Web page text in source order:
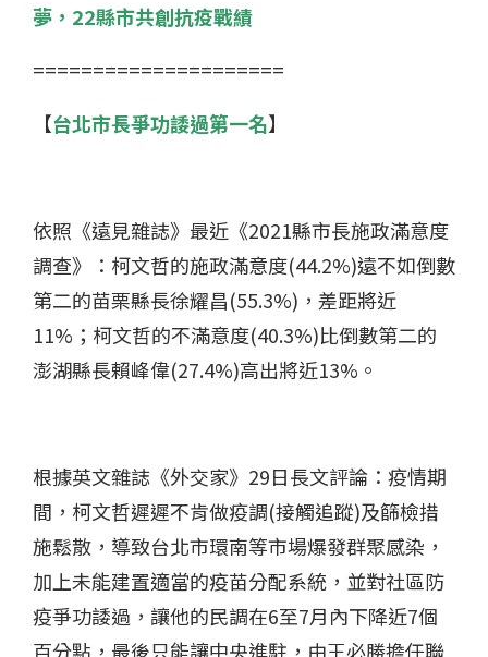
夢，22縣市共創抗疫戰績
=====================
【台北市長爭功諉過第一名】
依照《遠見雜誌》最近《2021縣市長施政滿意度
調查》：柯文哲的施政滿意度(44.2%)遠不如倒數
第二的苗栗縣長徐耀昌(55.3%)，差距將近
11%；柯文哲的不滿意度(40.3%)比倒數第二的
澎湖縣長賴峰偉(27.4%)高出將近13%。
根據英文雜誌《外交家》29日長文評論：疫情期
間，柯文哲遲遲不肯做疫調(接觸追蹤)及篩檢措
施鬆散，導致台北市環南等市場爆發群聚感染，
加上未能建置適當的疫苗分配系統，並對社區防
疫爭功諉過，讓他的民調在6至7月內下降近7個
百分點，最後只能讓中央進駐，由王必勝擔任聯